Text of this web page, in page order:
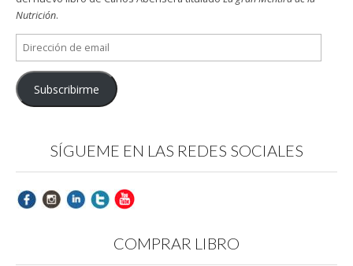
Nutrición.
Dirección
de
email
Subscribirme
SÍGUEME EN LAS REDES SOCIALES
COMPRAR LIBRO